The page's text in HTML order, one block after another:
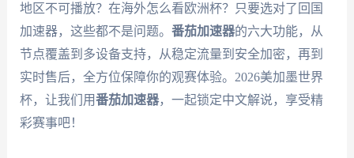
地区不可播放？在海外怎么看欧洲杯？只要选对了回国
加速器，这些都不是问题。 番茄加速器的六大功能，从
节点覆盖到多设备支持，从稳定流量到安全加密，再到
实时售后，全方位保障你的观赛体验。2026美加墨世界
杯，让我们用番茄加速器，一起锁定中文解说，享受精
彩赛事吧！